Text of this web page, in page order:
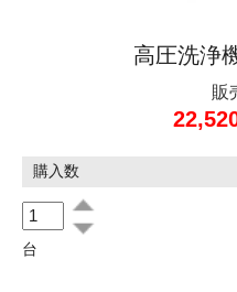
高圧洗浄
販
購入数
台